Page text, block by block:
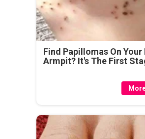
Find Papillomas On Your
Armpit? It's The First